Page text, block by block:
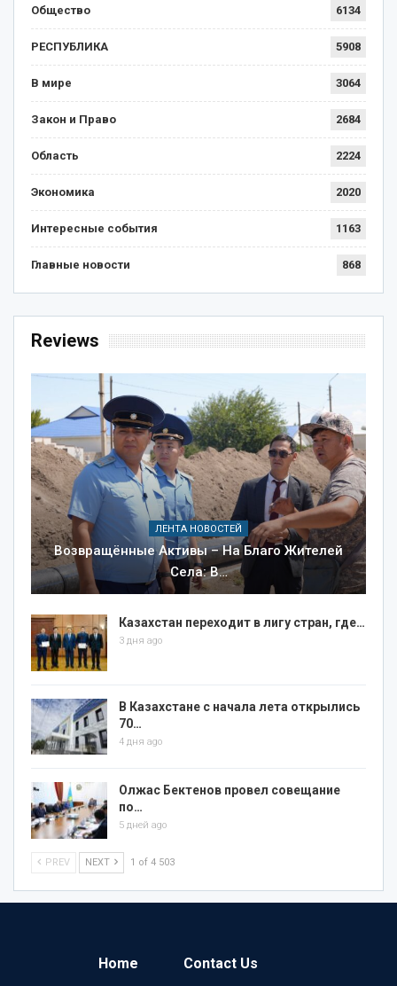
Общество 6134
РЕСПУБЛИКА 5908
В мире 3064
Закон и Право 2684
Область 2224
Экономика 2020
Интересные события 1163
Главные новости 868
Reviews
ЛЕНТА НОВОСТЕЙ
Возвращённые Активы – На Благо Жителей
Села: В…
Казахстан переходит в лигу стран, где…
3 дня ago
В Казахстане с начала лета открылись
70…
4 дня ago
Олжас Бектенов провел совещание
по…
5 дней ago
PREV NEXT 1 of 4 503
Home Contact Us